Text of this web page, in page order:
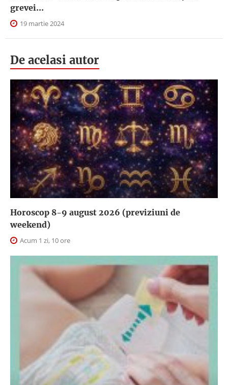
grevei...
19 martie 2024
De acelasi autor
Horoscop 8-9 august 2026 (previziuni de
weekend)
Acum 1 zi, 10 ore